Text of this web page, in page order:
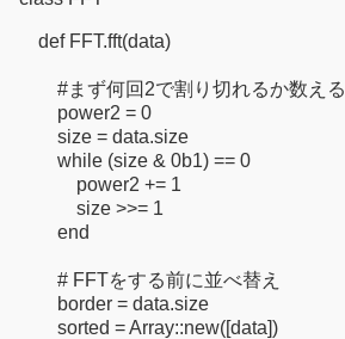
def FFT.fft(data)
#まず何回2で割り切れるか数える
power2 = 0
size = data.size
while (size & 0b1) == 0
power2 += 1
size >>= 1
end
# FFTをする前に並べ替え
border = data.size
sorted = Array::new([data])